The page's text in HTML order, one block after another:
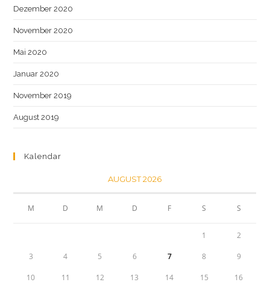
Dezember 2020
November 2020
Mai 2020
Januar 2020
November 2019
August 2019
Kalendar
AUGUST 2026
M D M D F S S
1 2
3 4 5 6 7 8 9
10 11 12 13 14 15 16